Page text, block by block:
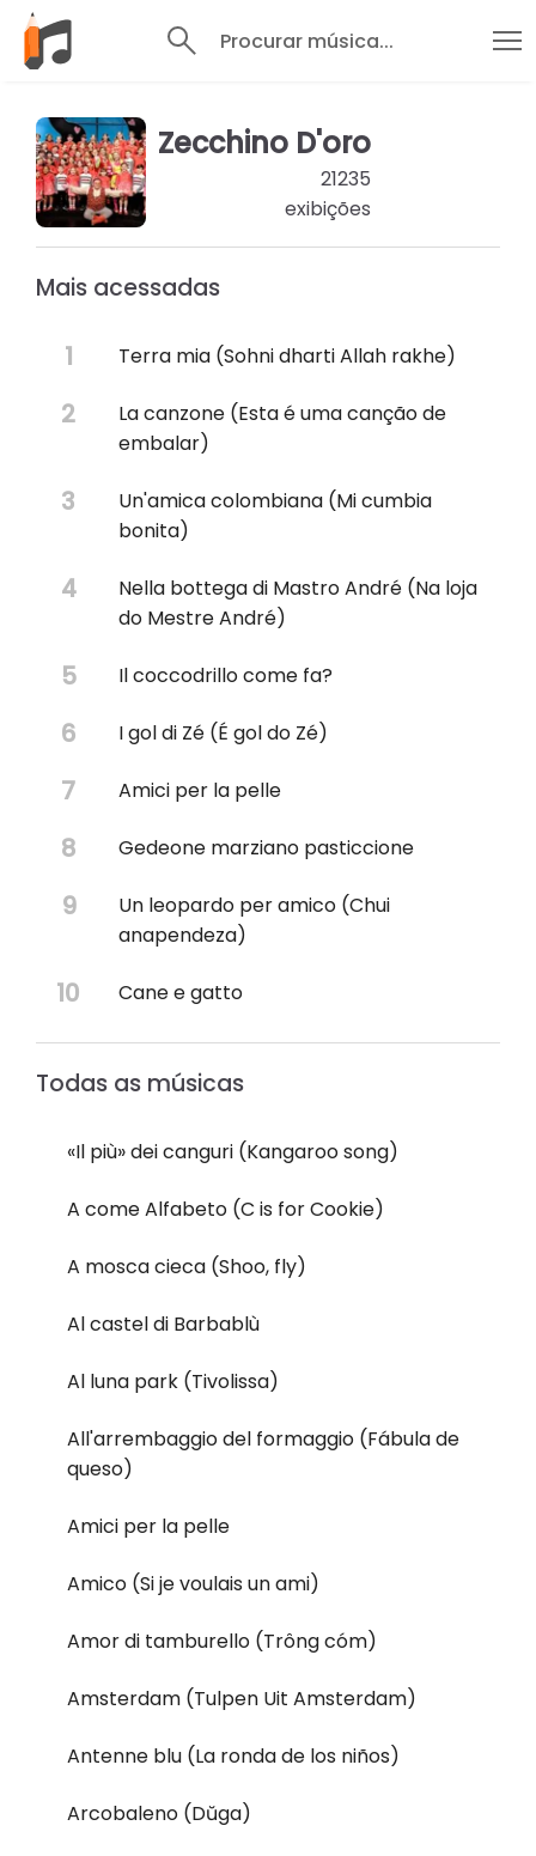
Procurar música...
Zecchino D'oro
21235
exibições
Mais acessadas
Terra mia (Sohni dharti Allah rakhe)
La canzone (Esta é uma canção de
embalar)
Un'amica colombiana (Mi cumbia
bonita)
Nella bottega di Mastro André (Na loja
do Mestre André)
Il coccodrillo come fa?
I gol di Zé (É gol do Zé)
Amici per la pelle
Gedeone marziano pasticcione
Un leopardo per amico (Chui
anapendeza)
Cane e gatto
Todas as músicas
«Il più» dei canguri (Kangaroo song)
A come Alfabeto (C is for Cookie)
A mosca cieca (Shoo, fly)
Al castel di Barbablù
Al luna park (Tivolissa)
All'arrembaggio del formaggio (Fábula de
queso)
Amici per la pelle
Amico (Si je voulais un ami)
Amor di tamburello (Trông cóm)
Amsterdam (Tulpen Uit Amsterdam)
Antenne blu (La ronda de los niños)
Arcobaleno (Dŭga)